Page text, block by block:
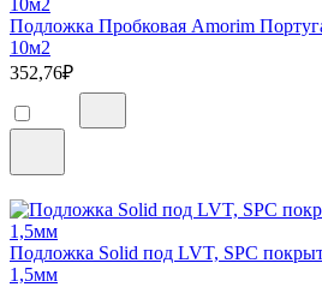
Подложка Пробковая Amorim
10м2
352,76₽
Подложка Solid под LVT, SPC
1,5мм